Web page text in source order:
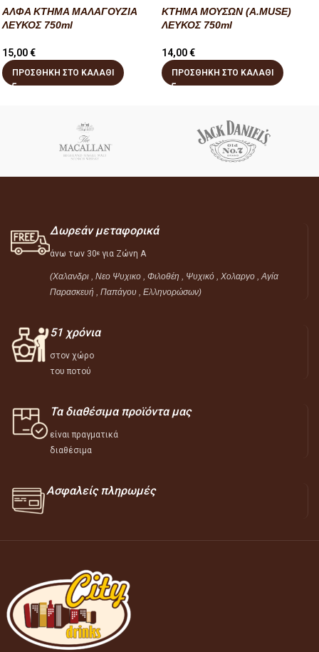
ΑΛΦΑ ΚΤΗΜΑ ΜΑΛΑΓΟΥΖΙΑ
ΛΕΥΚΟΣ 750ml
15,00€
ΠΡΟΣΘΉΚΗ ΣΤΟ ΚΑΛΆΘΙ
ΚΤΗΜΑ ΜΟΥΣΩΝ (A.MUSE)
ΛΕΥΚΟΣ 750ml
14,00€
ΠΡΟΣΘΉΚΗ ΣΤΟ ΚΑΛΆΘΙ
Δωρεάν μεταφορικά
άνω των 30ε για Ζώνη Α
(Χαλανδρι , Νεο Ψυχικο , Φιλοθέη , Ψυχικό , Χολαργο , Αγία
Παρασκευή , Παπάγου , Ελληνορώσων)
51 χρόνια
στον χώρο
του ποτού
Τα διαθέσιμα προϊόντα μας
είναι πραγματικά
διαθέσιμα
Ασφαλείς πληρωμές